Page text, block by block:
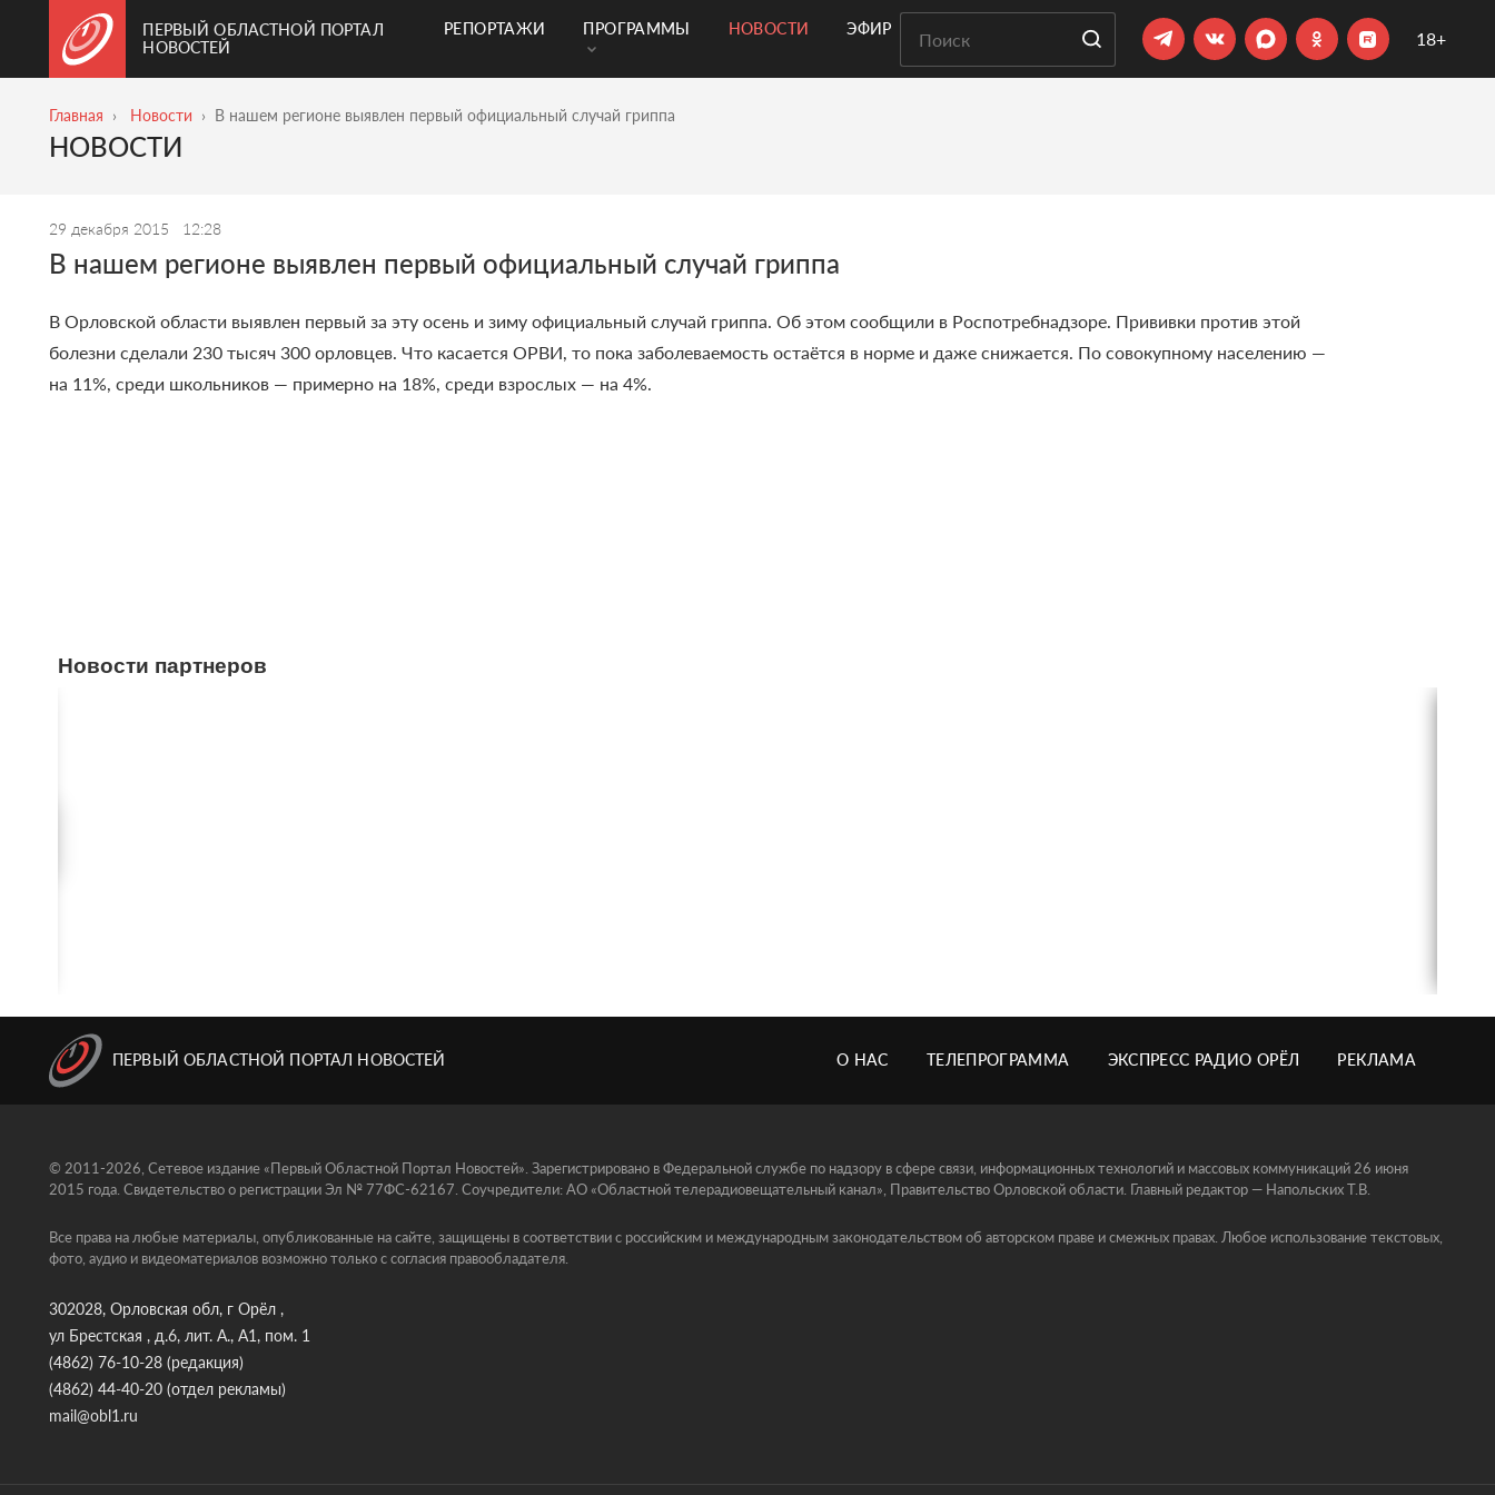
ПЕРВЫЙ ОБЛАСТНОЙ ПОРТАЛ
НОВОСТЕЙ
РЕПОРТАЖИ ПРОГРАММЫ НОВОСТИ ЭФИР 18+
Главная Новости В нашем регионе выявлен первый официальный случай гриппа
НОВОСТИ
29 декабря 2015 12:28
В нашем регионе выявлен первый официальный случай гриппа
В Орловской области выявлен первый за эту осень и зиму официальный случай гриппа. Об этом сообщили в Роспотребнадзоре. Прививки против этой
болезни сделали 230 тысяч 300 орловцев. Что касается ОРВИ, то пока заболеваемость остаётся в норме и даже снижается. По совокупному населению —
на 11%, среди школьников — примерно на 18%, среди взрослых — на 4%.
Новости партнеров
ПЕРВЫЙ ОБЛАСТНОЙ ПОРТАЛ НОВОСТЕЙ О НАС ТЕЛЕПРОГРАММА ЭКСПРЕСС РАДИО ОРЁЛ РЕКЛАМА
© 2011-2026, Сетевое издание «Первый Областной Портал Новостей». Зарегистрировано в Федеральной службе по надзору в сфере связи, информационных технологий и массовых коммуникаций 26 июня
2015 года. Свидетельство о регистрации Эл № 77ФС-62167. Соучредители: АО «Областной телерадиовещательный канал», Правительство Орловской области. Главный редактор — Напольских Т.В.
Все права на любые материалы, опубликованные на сайте, защищены в соответствии с российским и международным законодательством об авторском праве и смежных правах. Любое использование текстовых,
фото, аудио и видеоматериалов возможно только с согласия правообладателя.
302028, Орловская обл, г Орёл ,
ул Брестская , д.6, лит. А., А1, пом. 1
(4862) 76-10-28 (редакция)
(4862) 44-40-20 (отдел рекламы)
mail@obl1.ru